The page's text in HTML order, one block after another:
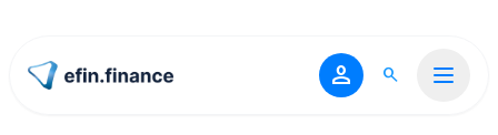
ไปหน้าแรก person search